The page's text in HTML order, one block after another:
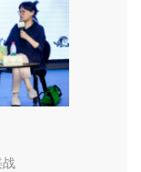
战